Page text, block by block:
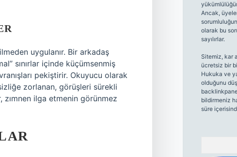
uygulanır. Bir arkadaş
sınırlar içinde küçümsenmiş
pekiştirir. Okuyucu olarak
zorlanan, görüşleri sürekli
zımnen ilga etmenin görünmez
Ancak,
olarak bu
sayılırlar.
Sitemiz, kar
ücretsiz bir
Hukuka ve
olduğunu
bildirmeniz
süre